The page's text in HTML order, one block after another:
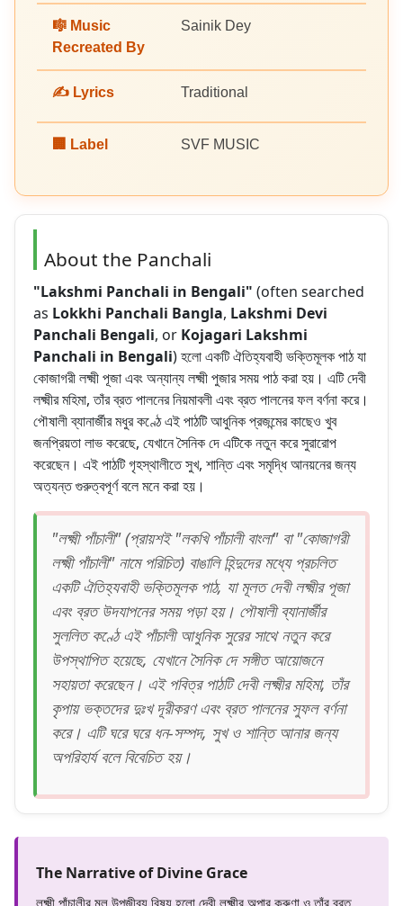
🎼 Music
Recreated By
Sainik Dey
✍️ Lyrics Traditional
🏢 Label SVF MUSIC
About the Panchali
"Lakshmi Panchali in Bengali" (often searched
as Lokkhi Panchali Bangla, Lakshmi Devi
Panchali Bengali, or Kojagari Lakshmi
Panchali in Bengali) হলো একটি ঐতিহ্যবাহী ভক্তিমূলক পাঠ যা
কোজাগরী লক্ষ্মী পূজা এবং অন্যান্য লক্ষ্মী পুজার সময় পাঠ করা হয়। এটি দেবী
লক্ষ্মীর মহিমা, তাঁর ব্রত পালনের নিয়মাবলী এবং ব্রত পালনের ফল বর্ণনা করে।
পৌষালী ব্যানার্জীর মধুর কণ্ঠে এই পাঠটি আধুনিক প্রজন্মের কাছেও খুব
জনপ্রিয়তা লাভ করেছে, যেখানে সৈনিক দে এটিকে নতুন করে সুরারোপ
করেছেন। এই পাঠটি গৃহস্থালীতে সুখ, শান্তি এবং সমৃদ্ধি আনয়নের জন্য
অত্যন্ত গুরুত্বপূর্ণ বলে মনে করা হয়।
"লক্ষ্মী পাঁচালী" (প্রায়শই "লকখি পাঁচালী বাংলা" বা "কোজাগরী
লক্ষ্মী পাঁচালী" নামে পরিচিত) বাঙালি হিন্দুদের মধ্যে প্রচলিত
একটি ঐতিহ্যবাহী ভক্তিমূলক পাঠ, যা মূলত দেবী লক্ষ্মীর পূজা
এবং ব্রত উদযাপনের সময় পড়া হয়। পৌষালী ব্যানার্জীর
সুললিত কণ্ঠে এই পাঁচালী আধুনিক সুরের সাথে নতুন করে
উপস্থাপিত হয়েছে, যেখানে সৈনিক দে সঙ্গীত আয়োজনে
সহায়তা করেছেন। এই পবিত্র পাঠটি দেবী লক্ষ্মীর মহিমা, তাঁর
কৃপায় ভক্তদের দুঃখ দূরীকরণ এবং ব্রত পালনের সুফল বর্ণনা
করে। এটি ঘরে ঘরে ধন-সম্পদ, সুখ ও শান্তি আনার জন্য
অপরিহার্য বলে বিবেচিত হয়।
The Narrative of Divine Grace
লক্ষ্মী পাঁচালীর মূল উপজীব্য বিষয় হলো দেবী লক্ষ্মীর অপার করুণা ও তাঁর ব্রত